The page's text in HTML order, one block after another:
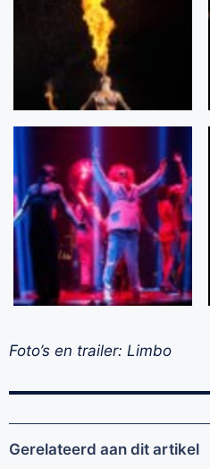
Foto’s en trailer: Limbo
Gerelateerd aan dit artikel